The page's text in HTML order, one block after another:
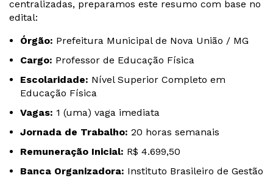
centralizadas, preparamos este resumo com base no
edital:
Órgão: Prefeitura Municipal de Nova União / MG
Cargo: Professor de Educação Física
Escolaridade: Nível Superior Completo em
Educação Física
Vagas: 1 (uma) vaga imediata
Jornada de Trabalho: 20 horas semanais
Remuneração Inicial: R$ 4.699,50
Banca Organizadora: Instituto Brasileiro de Gestão